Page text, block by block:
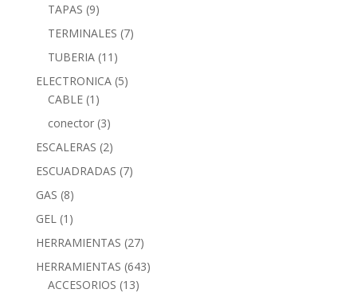
TAPAS (9)
TERMINALES (7)
TUBERIA (11)
ELECTRONICA (5)
CABLE (1)
conector (3)
ESCALERAS (2)
ESCUADRADAS (7)
GAS (8)
GEL (1)
HERRAMIENTAS (27)
HERRAMIENTAS (643)
ACCESORIOS (13)